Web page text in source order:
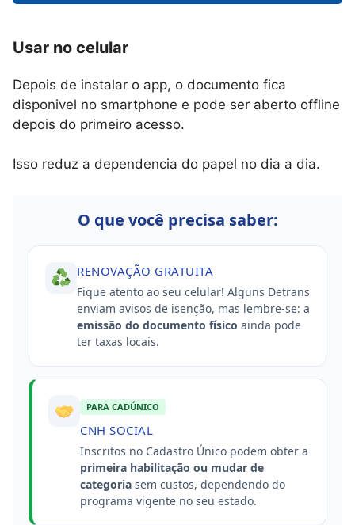
Usar no celular
Depois de instalar o app, o documento fica
disponivel no smartphone e pode ser aberto offline
depois do primeiro acesso.
Isso reduz a dependencia do papel no dia a dia.
O que você precisa saber:
RENOVAÇÃO GRATUITA
Fique atento ao seu celular! Alguns Detrans
enviam avisos de isenção, mas lembre-se: a
emissão do documento físico ainda pode
ter taxas locais.
PARA CADÚNICO
CNH SOCIAL
Inscritos no Cadastro Único podem obter a
primeira habilitação ou mudar de
categoria sem custos, dependendo do
programa vigente no seu estado.